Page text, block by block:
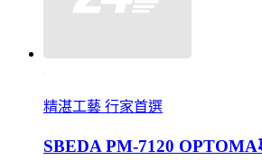
精湛工藝 行家首選
SBEDA PM-7120